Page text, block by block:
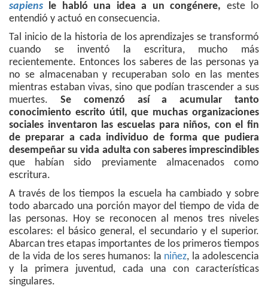
sapiens le habló una idea a un congénere, este lo
entendió y actuó en consecuencia.
Tal inicio de la historia de los aprendizajes se transformó
cuando se inventó la escritura, mucho más
recientemente. Entonces los saberes de las personas ya
no se almacenaban y recuperaban solo en las mentes
mientras estaban vivas, sino que podían trascender a sus
muertes. Se comenzó así a acumular tanto
conocimiento escrito útil, que muchas organizaciones
sociales inventaron las escuelas para niños, con el fin
de preparar a cada individuo de forma que pudiera
desempeñar su vida adulta con saberes imprescindibles
que habían sido previamente almacenados como
escritura.
A través de los tiempos la escuela ha cambiado y sobre
todo abarcado una porción mayor del tiempo de vida de
las personas. Hoy se reconocen al menos tres niveles
escolares: el básico general, el secundario y el superior.
Abarcan tres etapas importantes de los primeros tiempos
de la vida de los seres humanos: la niñez, la adolescencia
y la primera juventud, cada una con características
singulares.